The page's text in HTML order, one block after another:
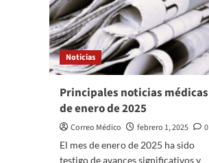
Noticias
Principales noticias médicas
de enero de 2025
Correo Médico febrero 1, 2025
0
El mes de enero de 2025 ha sido
testigo de avances significativos y